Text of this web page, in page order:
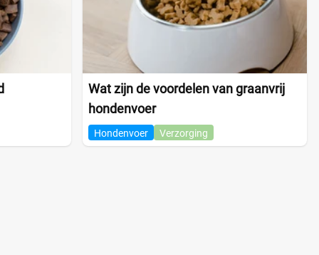
Wat zijn de voordelen van graanvrij
hondenvoer
Hondenvoer Verzorging